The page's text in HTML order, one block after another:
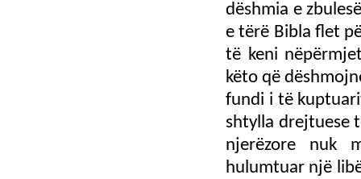
dëshmia e
e tërë Bibla flet
të keni
këto që
fundi i të
shtylla drejtuese
njerëzore nuk
hulumtuar një